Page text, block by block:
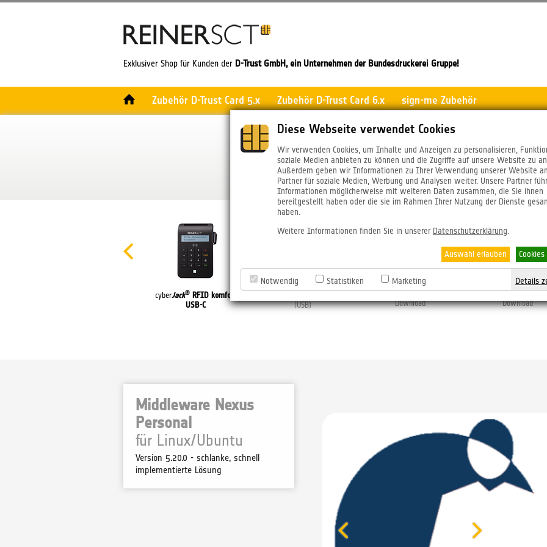
Diese Webseite verwendet Cookies
Wir verwenden Cookies, um Inhalte und Anzeigen zu personalisieren,
soziale Medien anbieten zu können und die Zugriffe auf unsere Website zu
Außerdem geben wir Informationen zu Ihrer Verwendung unserer Website
Partner für soziale Medien, Werbung und Analysen weiter. Unsere Partner
Informationen möglicherweise mit weiteren Daten zusammen, die Sie ihnen
bereitgestellt haben oder die sie im Rahmen Ihrer Nutzung der Dienste
haben.
Weitere Informationen finden Sie in unserer Datenschutzerklärung
Auswahl erlauben
Notwendig Statistiken Marketing Details
Exklusiver Shop für Kunden der D-Trust GmbH, ein Unternehmen der Bundesdruckerei Gruppe!
Zubehör D-Trust Card 5.x Zubehör D-Trust Card 6.x sign-me Zubehör
cyberJack® RFID komfort
USB-C
®
(USB)
digiSeal® office zum
Download
digiSeal® office pro
Download
Middleware Nexus
Personal
für Linux/Ubuntu
Version 5.20.0 - schlanke, schnell
implementierte Lösung